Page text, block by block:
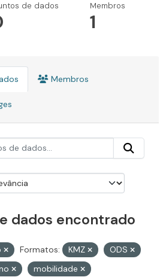
de dados Membros
1
Membros
dados encontrado
Formatos: KMZ
ODS
mobilidade